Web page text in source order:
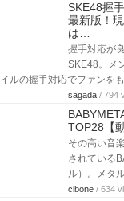
SKE48握
最新版！
は…
握手対応が
SKE48。メ
イルの握手対応でファンを
sagada / 794
TOP28【
その高い音
されている
ル）。メタ
cibone / 634